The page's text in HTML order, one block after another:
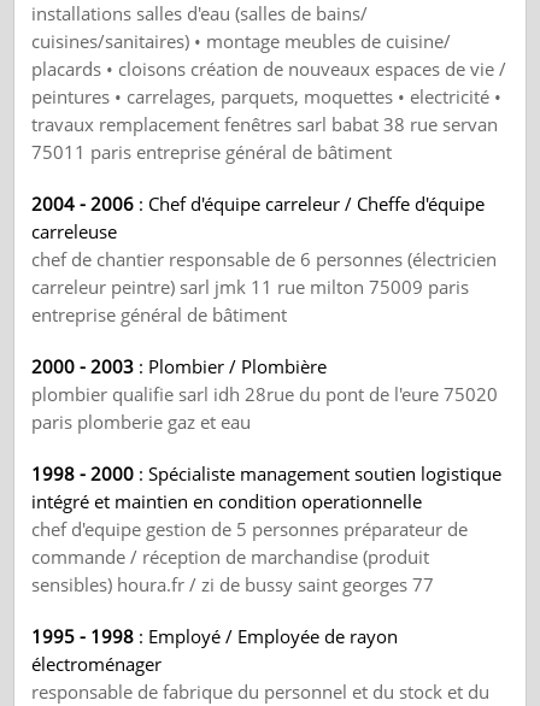
installations salles d'eau (salles de bains/
cuisines/sanitaires) • montage meubles de cuisine/
placards • cloisons création de nouveaux espaces de vie /
peintures • carrelages, parquets, moquettes • electricité •
travaux remplacement fenêtres sarl babat 38 rue servan
75011 paris entreprise général de bâtiment
2004 - 2006 : Chef d'équipe carreleur / Cheffe d'équipe
carreleuse
chef de chantier responsable de 6 personnes (électricien
carreleur peintre) sarl jmk 11 rue milton 75009 paris
entreprise général de bâtiment
2000 - 2003 : Plombier / Plombière
plombier qualifie sarl idh 28rue du pont de l'eure 75020
paris plomberie gaz et eau
1998 - 2000 : Spécialiste management soutien logistique
intégré et maintien en condition operationnelle
chef d'equipe gestion de 5 personnes préparateur de
commande / réception de marchandise (produit
sensibles) houra.fr / zi de bussy saint georges 77
1995 - 1998 : Employé / Employée de rayon
électroménager
responsable de fabrique du personnel et du stock et du